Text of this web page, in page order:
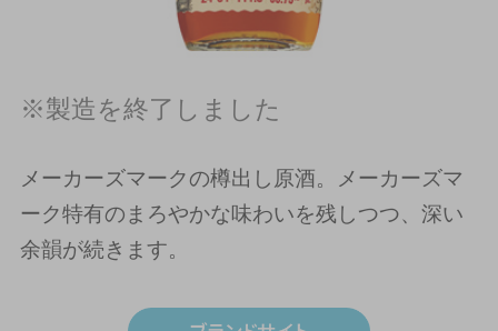
※製造を終了しました
メーカーズマークの樽出し原酒。メーカーズマ
ーク特有のまろやかな味わいを残しつつ、深い
余韻が続きます。